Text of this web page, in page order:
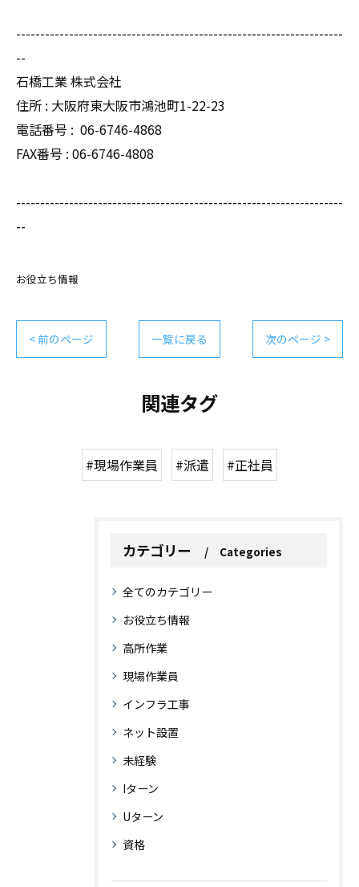
--------------------------------------------------------------------
--
石橋工業 株式会社
住所 : 大阪府東大阪市鴻池町1-22-23
電話番号 : 06-6746-4868
FAX番号 : 06-6746-4808
--------------------------------------------------------------------
--
お役立ち情報
< 前のページ 一覧に戻る 次のページ >
関連タグ
#現場作業員 #派遣 #正社員
カテゴリー Categories
全てのカテゴリー
お役立ち情報
高所作業
現場作業員
インフラ工事
ネット設置
未経験
Iターン
Uターン
資格